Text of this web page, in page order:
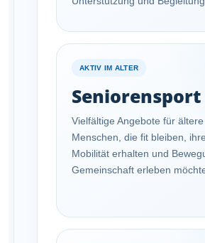
AKTIV IM ALTER
Seniorensport
Vielfältige Angebote für ältere
Menschen, die fit bleiben, ihre
Mobilität erhalten und
Gemeinschaft erleben